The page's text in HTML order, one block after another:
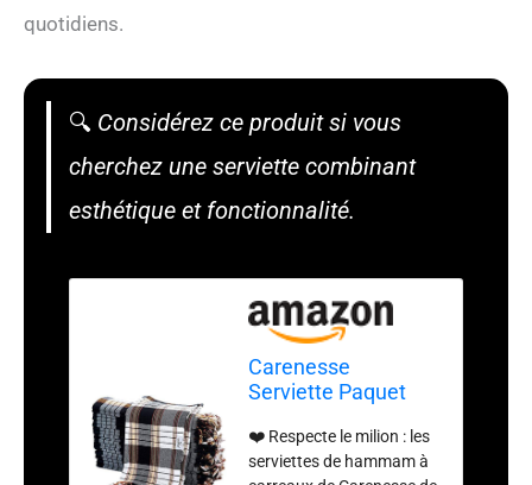
quotidiens.
🔍 Considérez ce produit si vous
cherchez une serviette combinant
esthétique et fonctionnalité.
Carenesse
Serviette Paquet
Noir Carreaux, 100%
Coton, 80 x 170 cm,
❤️ Respecte le milion : les
serviettes de hammam à